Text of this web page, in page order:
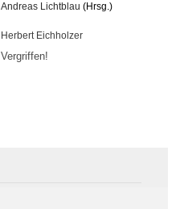
An­dre­as Licht­blau (Hrsg.)
Her­bert Eich­hol­zer
Ver­grif­fen!